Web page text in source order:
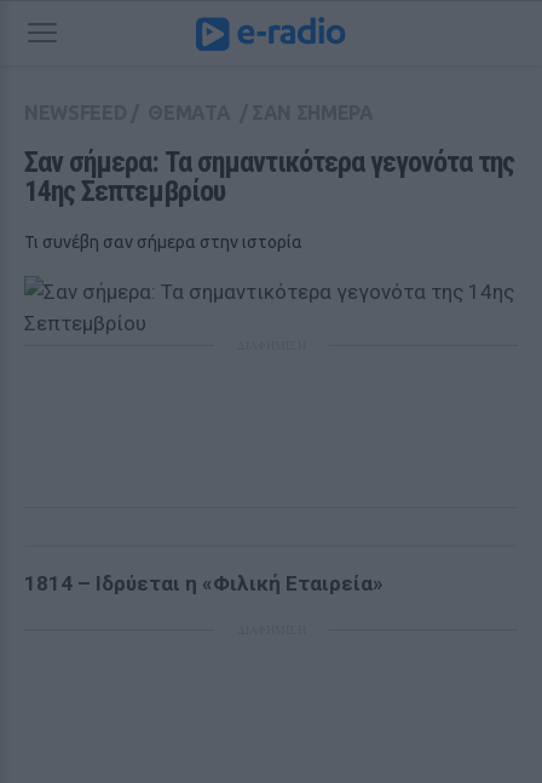
Σαν σήμερα: Τα σημαντικότερα γεγονότα της
14ης Σεπτεμβρίου
Τι συνέβη σαν σήμερα στην ιστορία
1814 – Ιδρύεται η «Φιλική Εταιρεία»